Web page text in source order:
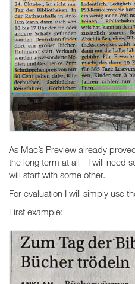
As Mac’s Preview already
the long term at all - I will need
will start with some other.
For evaluation I will simply use
First example: